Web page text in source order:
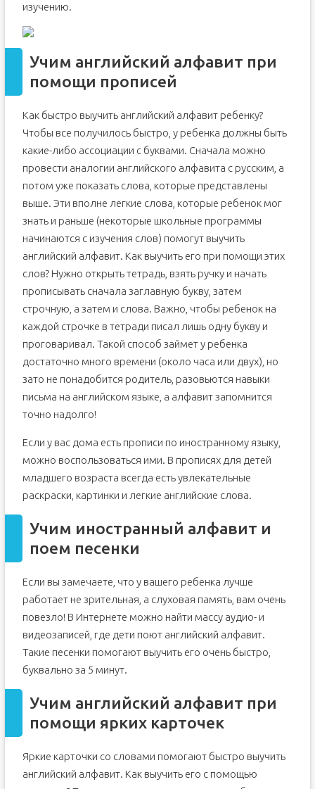
изучению.
Учим английский алфавит при
помощи прописей
Как быстро выучить английский алфавит ребенку?
Чтобы все получилось быстро, у ребенка должны быть
какие-либо ассоциации с буквами. Сначала можно
провести аналогии английского алфавита с русским, а
потом уже показать слова, которые представлены
выше. Эти вполне легкие слова, которые ребенок мог
знать и раньше (некоторые школьные программы
начинаются с изучения слов) помогут выучить
английский алфавит. Как выучить его при помощи этих
слов? Нужно открыть тетрадь, взять ручку и начать
прописывать сначала заглавную букву, затем
строчную, а затем и слова. Важно, чтобы ребенок на
каждой строчке в тетради писал лишь одну букву и
проговаривал. Такой способ займет у ребенка
достаточно много времени (около часа или двух), но
зато не понадобится родитель, разовьются навыки
письма на английском языке, а алфавит запомнится
точно надолго!
Если у вас дома есть прописи по иностранному языку,
можно воспользоваться ими. В прописях для детей
младшего возраста всегда есть увлекательные
раскраски, картинки и легкие английские слова.
Учим иностранный алфавит и
поем песенки
Если вы замечаете, что у вашего ребенка лучше
работает не зрительная, а слуховая память, вам очень
повезло! В Интернете можно найти массу аудио- и
видеозаписей, где дети поют английский алфавит.
Такие песенки помогают выучить его очень быстро,
буквально за 5 минут.
Учим английский алфавит при
помощи ярких карточек
Яркие карточки со словами помогают быстро выучить
английский алфавит. Как выучить его с помощью